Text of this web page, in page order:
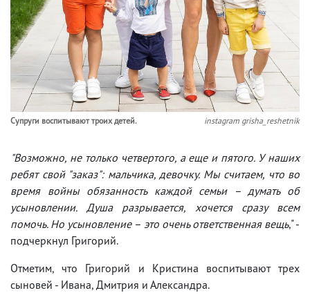
Супруги воспитывают троих детей. instagram grisha_reshetnik
"Возможно, не только четвертого, а еще и пятого. У наших
ребят свой "заказ": мальчика, девочку. Мы считаем, что во
время войны обязанность каждой семьи – думать об
усыновлении. Душа разрывается, хочется сразу всем
помочь. Но усыновление – это очень ответственная вещь," -
подчеркнул Григорий.
Отметим, что Григорий и Кристина воспитывают трех
сыновей - Ивана, Дмитрия и Александра.